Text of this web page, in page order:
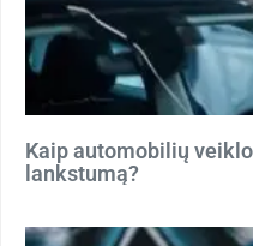
Kaip automobilių
lankstumą?